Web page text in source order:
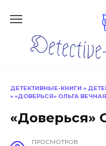
ДЕТЕКТИВНЫЕ-КНИГИ »
» «ДОВЕРЬСЯ» ОЛЬГА ВЕЧНАЯ
«Доверься»
ПРОСМОТРОВ